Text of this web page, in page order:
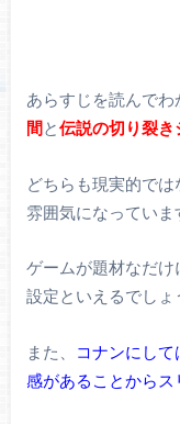
あらすじを読んでわ
間と伝説の切り裂
どちらも現実的で
雰囲気になっていま
ゲームが題材なだ
設定といえるでしょ
また、
コナンにし
感があることから